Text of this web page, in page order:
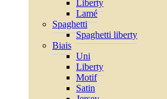
Liberty
Lamé
Spaghetti
Spaghetti liberty
Biais
Uni
Liberty
Motif
Satin